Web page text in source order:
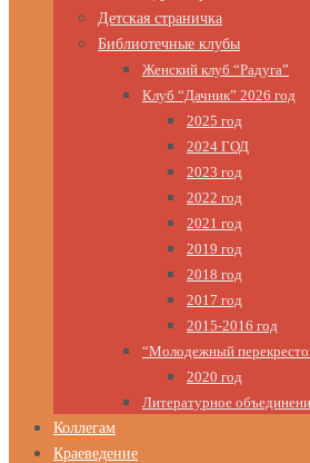
Детская страничка
Библиотечные клубы
Женский клуб “Радуга”
Клуб “Дачник” 2026 год
2025 год
2024 ГОД
2023 год
2022 год
2021 год
2019 год
2018 год
2017 год
2015-2016 год
“Молодежный
2020 год
Литературное
Коллегам
Краеведение